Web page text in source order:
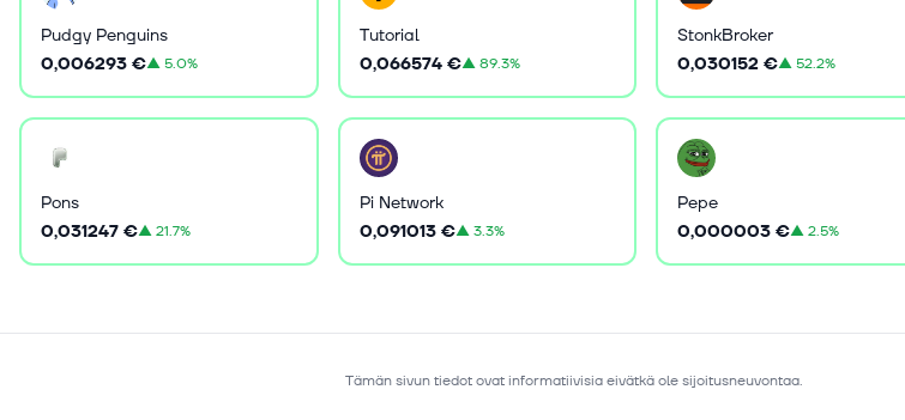
Pudgy Penguins
0,006293 €▲5.0%
Tutorial
0,066574 €▲ 89.3%
StonkBroker
0,030152 €▲52.2%
Pons
0,031247 €▲21.7%
Pi Network
0,091013 €▲ 3.3%
Pepe
0,000003 €▲2.5%
Tämän sivun tiedot ovat informatiivisia eivätkä ole sijoitusneuvontaa.